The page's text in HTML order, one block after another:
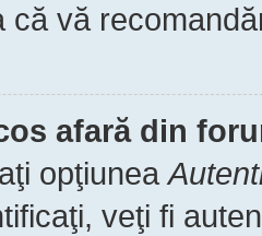
că vă
afară din
opţiunea
veţi fi